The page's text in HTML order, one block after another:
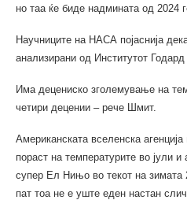
но таа ќе биде надмината од 2024
Научниците на НАСА појаснија
анализирани од Институтот
Има децениско зголемување на
четири децении – рече Шмит.
Американската вселенска
пораст на температурите во јули
супер Ел Нињо во текот на зимата
пат тоа не е уште еден настан